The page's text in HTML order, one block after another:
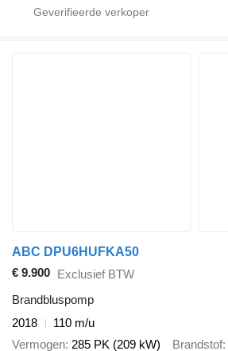
ABC DPU6HUFKA50
€ 9.900 Exclusief BTW
Brandbluspomp
2018
110 m/u
Vermogen 285 PK (209 kW) Brandstof